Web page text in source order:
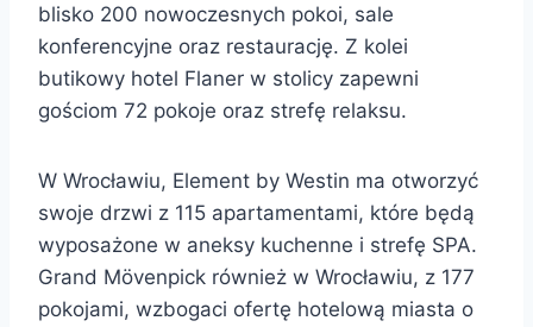
blisko 200 nowoczesnych pokoi, sale
konferencyjne oraz restaurację. Z kolei
butikowy hotel Flaner w stolicy zapewni
gościom 72 pokoje oraz strefę relaksu.
W Wrocławiu, Element by Westin ma otworzyć
swoje drzwi z 115 apartamentami, które będą
wyposażone w aneksy kuchenne i strefę SPA.
Grand Mövenpick również w Wrocławiu, z 177
pokojami, wzbogaci ofertę hotelową miasta o